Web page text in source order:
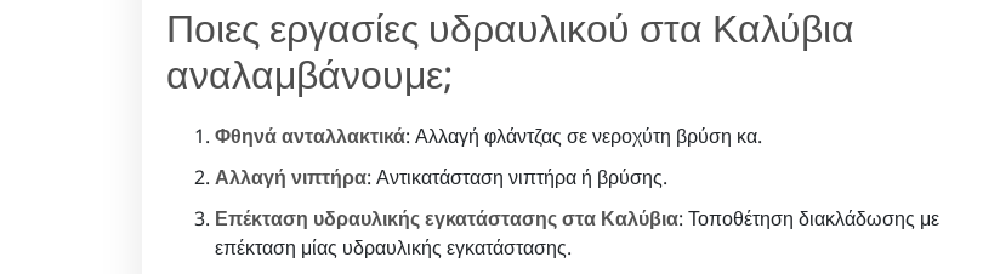
Ποιες εργασίες υδραυλικού στα Καλύβια
αναλαμβάνουμε;
Φθηνά ανταλλακτικά: Αλλαγή φλάντζας σε νεροχύτη βρύση κα.
Αλλαγή νιπτήρα: Αντικατάσταση νιπτήρα ή βρύσης.
Επέκταση υδραυλικής εγκατάστασης στα Καλύβια: Τοποθέτηση διακλάδωσης με
επέκταση μίας υδραυλικής εγκατάστασης.